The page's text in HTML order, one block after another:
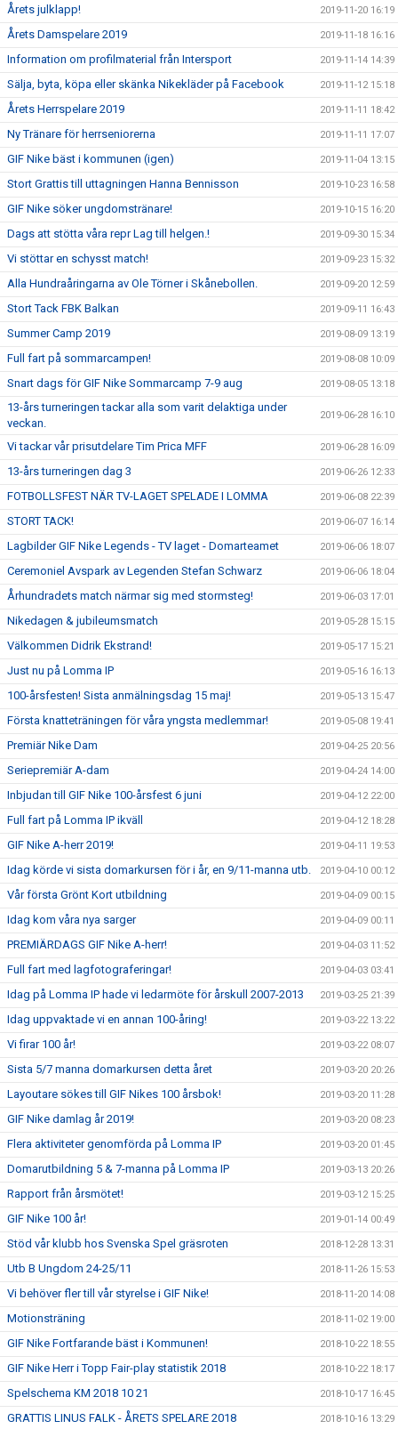
Årets julklapp! 2019-11-20 16:19
Årets Damspelare 2019 2019-11-18 16:16
Information om profilmaterial från Intersport 2019-11-14 14:39
Sälja, byta, köpa eller skänka Nikekläder på Facebook 2019-11-12 15:18
Årets Herrspelare 2019 2019-11-11 18:42
Ny Tränare för herrseniorerna 2019-11-11 17:07
GIF Nike bäst i kommunen (igen) 2019-11-04 13:15
Stort Grattis till uttagningen Hanna Bennisson 2019-10-23 16:58
GIF Nike söker ungdomstränare! 2019-10-15 16:20
Dags att stötta våra repr Lag till helgen.! 2019-09-30 15:34
Vi stöttar en schysst match! 2019-09-23 15:32
Alla Hundraåringarna av Ole Törner i Skånebollen. 2019-09-20 12:59
Stort Tack FBK Balkan 2019-09-11 16:43
Summer Camp 2019 2019-08-09 13:19
Full fart på sommarcampen! 2019-08-08 10:09
Snart dags för GIF Nike Sommarcamp 7-9 aug 2019-08-05 13:18
13-års turneringen tackar alla som varit delaktiga under
veckan.
2019-06-28 16:10
Vi tackar vår prisutdelare Tim Prica MFF 2019-06-28 16:09
13-års turneringen dag 3 2019-06-26 12:33
FOTBOLLSFEST NÄR TV-LAGET SPELADE I LOMMA 2019-06-08 22:39
STORT TACK! 2019-06-07 16:14
Lagbilder GIF Nike Legends - TV laget - Domarteamet 2019-06-06 18:07
Ceremoniel Avspark av Legenden Stefan Schwarz 2019-06-06 18:04
Århundradets match närmar sig med stormsteg! 2019-06-03 17:01
Nikedagen & jubileumsmatch 2019-05-28 15:15
Välkommen Didrik Ekstrand! 2019-05-17 15:21
Just nu på Lomma IP 2019-05-16 16:13
100-årsfesten! Sista anmälningsdag 15 maj! 2019-05-13 15:47
Första knatteträningen för våra yngsta medlemmar! 2019-05-08 19:41
Premiär Nike Dam 2019-04-25 20:56
Seriepremiär A-dam 2019-04-24 14:00
Inbjudan till GIF Nike 100-årsfest 6 juni 2019-04-12 22:00
Full fart på Lomma IP ikväll 2019-04-12 18:28
GIF Nike A-herr 2019! 2019-04-11 19:53
Idag körde vi sista domarkursen för i år, en 9/11-manna utb. 2019-04-10 00:12
Vår första Grönt Kort utbildning 2019-04-09 00:15
Idag kom våra nya sarger 2019-04-09 00:11
PREMIÄRDAGS GIF Nike A-herr! 2019-04-03 11:52
Full fart med lagfotograferingar! 2019-04-03 03:41
Idag på Lomma IP hade vi ledarmöte för årskull 2007-2013 2019-03-25 21:39
Idag uppvaktade vi en annan 100-åring! 2019-03-22 13:22
Vi firar 100 år! 2019-03-22 08:07
Sista 5/7 manna domarkursen detta året 2019-03-20 20:26
Layoutare sökes till GIF Nikes 100 årsbok! 2019-03-20 11:28
GIF Nike damlag år 2019! 2019-03-20 08:23
Flera aktiviteter genomförda på Lomma IP 2019-03-20 01:45
Domarutbildning 5 & 7-manna på Lomma IP 2019-03-13 20:26
Rapport från årsmötet! 2019-03-12 15:25
GIF Nike 100 år! 2019-01-14 00:49
Stöd vår klubb hos Svenska Spel gräsroten 2018-12-28 13:31
Utb B Ungdom 24-25/11 2018-11-26 15:53
Vi behöver fler till vår styrelse i GIF Nike! 2018-11-20 14:08
Motionsträning 2018-11-02 19:00
GIF Nike Fortfarande bäst i Kommunen! 2018-10-22 18:55
GIF Nike Herr i Topp Fair-play statistik 2018 2018-10-22 18:17
Spelschema KM 2018 10 21 2018-10-17 16:45
GRATTIS LINUS FALK - ÅRETS SPELARE 2018 2018-10-16 13:29